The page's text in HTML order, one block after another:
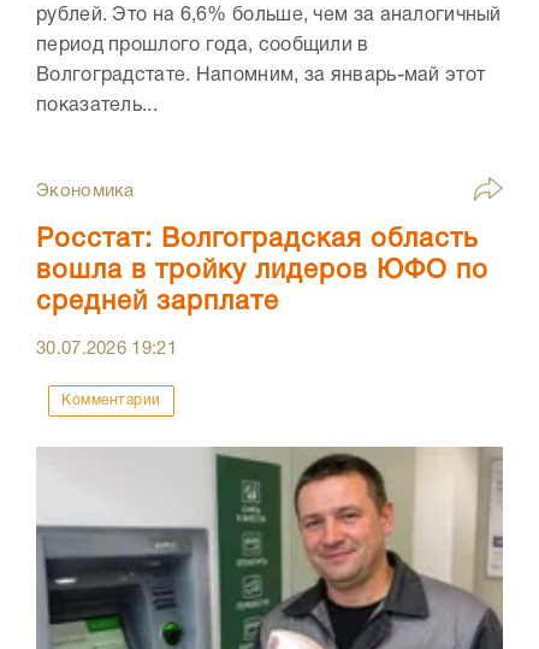
рублей. Это на 6,6% больше, чем за аналогичный
период прошлого года, сообщили в
Волгоградстате. Напомним, за январь-май этот
показатель...
Экономика
Росстат: Волгоградская область
вошла в тройку лидеров ЮФО по
средней зарплате
30.07.2026 19:21
Комментарии